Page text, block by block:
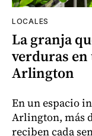
LOCALES
La granja
verduras
Arlington
En un espacio
Arlington, más
reciben cada